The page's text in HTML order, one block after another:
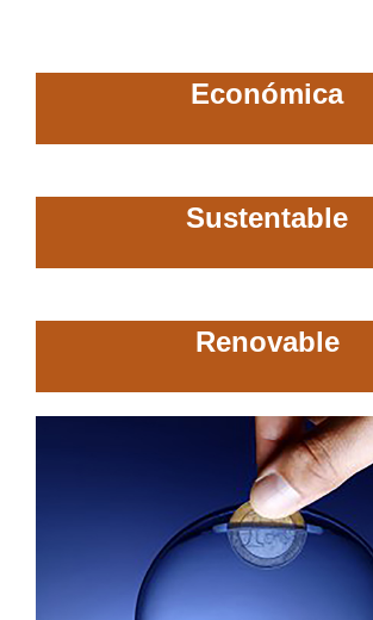
Económica
Sustentable
Renovable